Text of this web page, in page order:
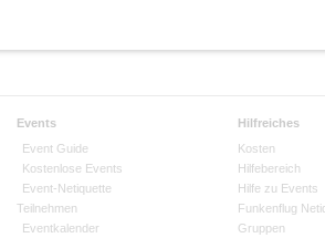
Events
Event Guide
Kostenlose Events
Event-Netiquette
Teilnehmen
Eventkalender
Hilfreiches
Kosten
Hilfebereich
Hilfe zu Events
Funkenflug
Gruppen